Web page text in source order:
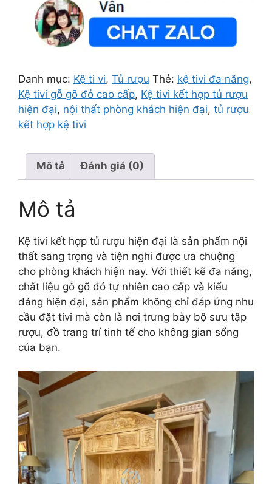
Danh mục: Kệ ti vi, Tủ rượu Thẻ: kệ tivi đa năng,
Kệ tivi gỗ gõ đỏ cao cấp, Kệ tivi kết hợp tủ rượu
hiện đại, nội thất phòng khách hiện đại, tủ rượu
kết hợp kệ tivi
Mô tả Đánh giá (0)
Mô tả
Kệ tivi kết hợp tủ rượu hiện đại là sản phẩm nội
thất sang trọng và tiện nghi được ưa chuộng
cho phòng khách hiện nay. Với thiết kế đa năng,
chất liệu gỗ gõ đỏ tự nhiên cao cấp và kiểu
dáng hiện đại, sản phẩm không chỉ đáp ứng nhu
cầu đặt tivi mà còn là nơi trưng bày bộ sưu tập
rượu, đồ trang trí tinh tế cho không gian sống
của bạn.